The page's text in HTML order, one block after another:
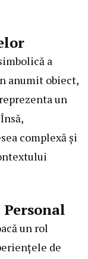
a
anumit obiect,
un
complexă și
un rol
de